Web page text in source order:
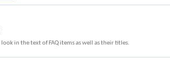
in the text of FAQ items as well as their titles.